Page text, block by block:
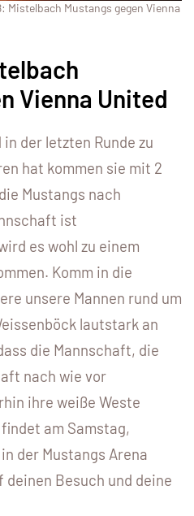
Mistelbach Mustangs gegen Vienna
Vienna United
der letzten Runde zu
hat kommen sie mit 2
Mustangs nach
ist
es wohl zu einem
Komm in die
unsere Mannen rund um
lautstark an
die Mannschaft, die
nach wie vor
ihre weiße Weste
am Samstag,
der Mustangs Arena
Besuch und deine